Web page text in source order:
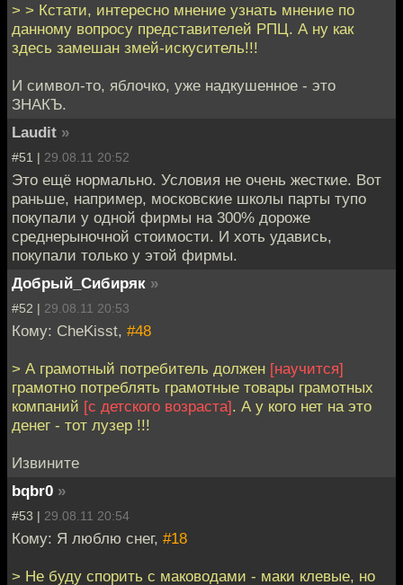
> > Кстати, интересно мнение узнать мнение по
данному вопросу представителей РПЦ. А ну как
здесь замешан змей-искуситель!!!
И символ-то, яблочко, уже надкушенное - это
ЗНАКЪ.
Laudit »
#51 | 29.08.11 20:52
Это ещё нормально. Условия не очень жесткие. Вот
раньше, например, московские школы парты тупо
покупали у одной фирмы на 300% дороже
среднерыночной стоимости. И хоть удавись,
покупали только у этой фирмы.
Добрый_Сибиряк »
#52 | 29.08.11 20:53
Кому: CheKisst, #48
> А грамотный потребитель должен [научится]
грамотно потреблять грамотные товары грамотных
компаний [с детского возраста]. А у кого нет на это
денег - тот лузер !!!
Извините
bqbr0 »
#53 | 29.08.11 20:54
Кому: Я люблю снег, #18
> Не буду спорить с маководами - маки клевые, но